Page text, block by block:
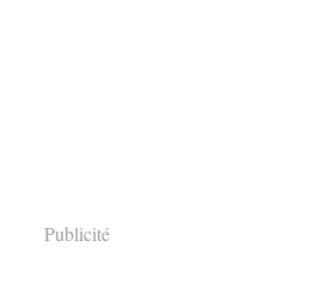
Publicité